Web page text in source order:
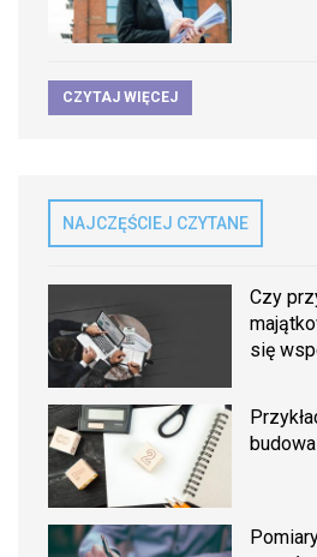
CZYTAJ WIĘCEJ
NAJCZĘŚCIEJ CZYTANE
Czy
się